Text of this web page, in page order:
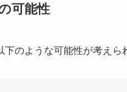
可能性
のような可能性が考えら